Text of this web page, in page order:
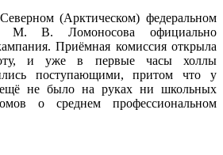
(Арктическом) федеральном
М. В. Ломоносова официально
Приёмная комиссия открыла
и уже в первые часы холлы
поступающими, притом что у
не было на руках ни школьных
о среднем профессиональном